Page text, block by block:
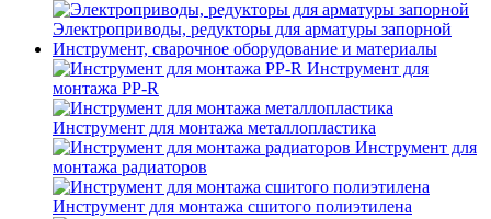
Электроприводы, редукторы для арматуры запорной
Инструмент, сварочное оборудование и материалы
Инструмент для
монтажа PP-R
Инструмент для монтажа металлопластика
Инструмент для
монтажа радиаторов
Инструмент для монтажа сшитого полиэтилена